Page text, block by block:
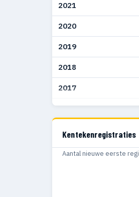
2021
2020
2019
2018
2017
2016
2014
Kentekenregistraties
Aantal nieuwe eerste